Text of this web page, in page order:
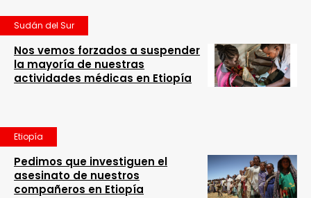
Sudán del Sur
Nos vemos forzados a suspender
la mayoría de nuestras
actividades médicas en Etiopía
Etiopía
Pedimos que investiguen el
asesinato de nuestros
compañeros en Etiopía